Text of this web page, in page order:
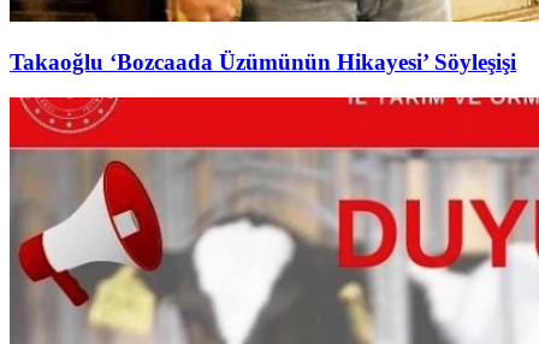
Takaoğlu ‘Bozcaada Üzümünün Hikayesi’ Söyleşişi